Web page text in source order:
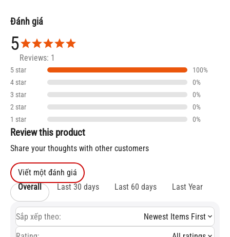
Đánh giá
5
Reviews: 1
5 star
100%
4 star
0%
3 star
0%
2 star
0%
1 star
0%
Review this product
Share your thoughts with other customers
Viết một đánh giá
Overall
Last 30 days Last 60 days Last Year
Sắp xếp theo:
Newest Items First